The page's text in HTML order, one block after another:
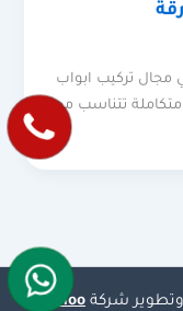
مجال تركيب ابواب
تتناسب مع
Olymoo